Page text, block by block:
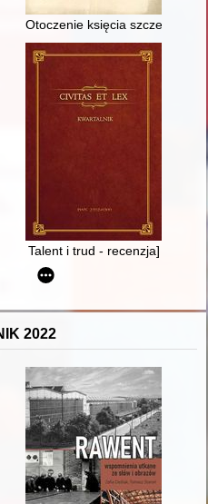
oraz działalność Państwowej
Otoczenie księcia
mniejszości węgierskiej na
Talent i trud - recenzja]
marzenia w służbie dla
2022